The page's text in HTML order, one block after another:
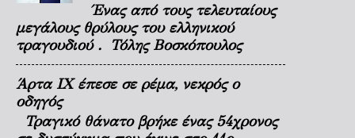
Ένας από τους τελευταίους
μεγάλους θρύλους του ελληνικού
τραγουδιού . Τόλης Βοσκόπουλος
Άρτα ΙΧ έπεσε σε ρέμα, νεκρός ο
οδηγός
Τραγικό θάνατο βρήκε ένας 54χρονος